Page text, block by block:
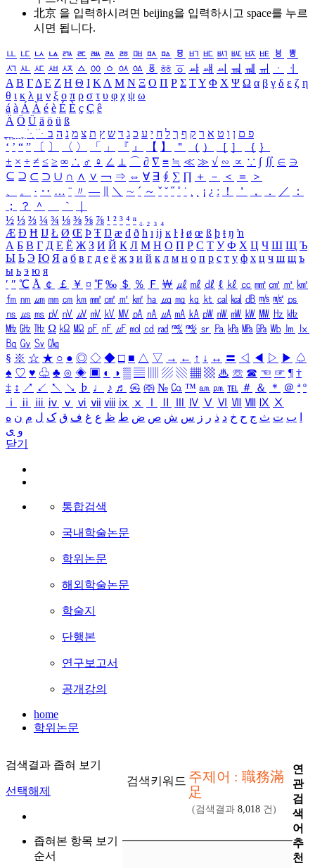
北京 을 입력하시려면 beijing을 입력하시고 space를 누르
시면 됩니다.
ㅥ ㅦ ㅧ ㅨ ㅩ ㅪ ㅫ ㅬ ㅭ ㅮ ㅯ ㅰ ㅱ ㅲ ㅳ ㅴ ㅵ ㅶ ㅷ ㅸ
ㅹ
ㅺ ㅻ ㅼ ㅽ ㅾ ㅿ ㆀ ㆁ ㆂ ㆃ ㆄ ㆅ ㆆ ㆇ ㆈ ㆉ ㆊ ㆋ ㆌ ㆍ
ㆎ
Α Β ΓΔ Ε Ζ Η Θ Ι ΚΛ Μ Ν Ξ Ο Π Ρ Σ ΤΥ Φ Χ Ψ Ω α β γ δ ε ζ η
θ ι κ λ μ ν ξ ο π ρ σ τ υ φ χ ψ ω
á à Á À é è É È ç Ç ê
Ä Ö Ü ä ö ü ß
ִֶֹ ֻּ ׁׂ פ ם ן ו ט א ר ק ף ך ל ח י ע כ ג ד ש ץ ת צ מ נ ה ב
‘ ’ “ ” 〔 〕 〈 〉 「 」 『 』 【 】 ＂ （ ） ［ ］ ｛ ｝
± × ÷ ≠ ≤ ≥ ∞ ∴ ♂ ♀ ∠ ⊥ ⌒ ∂ ∇ ≡ ≒ ≪ ≫ √ ∽ ∝ ∵ ∫ ∬ ∈ ∋
⊆ ⊇ ⊂ ⊃ ∪ ∩ ∧ ∨ ￢ ⇒ ⇔ ∀ ∃ ∮ ∑ ∏ ＋ － ＜ ＝
＞
、
。 · ‥ … ¨ 〃 ― ＼ ∼ ´ ～ ˇ ˘ ˝ ˚ ˙ ¸ ¡ ¿ ː ！ ＇ ， ． ／
：
；
？ ＾ ｀
½ ⅓ ⅔ ¼ ¾ ⅛ ⅜ ⅝ ⅞ ¹ ² ³ ⁴ ⁿ ₁ ₂ ₃ ₄
Æ Ð Ħ Ĳ Ł Ø Œ Þ Ŧ Ŋ æ đ ð ħ ı ĳ ĸ ŀ ł ø œ ß þ ŧ ŋ ŉ
А Б В Г Д Е Ё Ж З И Й К Л М Н О П Р С Т У Ф Х Ц Ч Ш Щ Ъ
Ы Ь Э Ю Я а б в г д е ё ж з и й к л м н о п р с т у ф х ц ч ш щ ъ
ы ь э ю я
′ ″ ℃ Å ￠ ￡ ￥ ¤ ℉ ‰ ＄ ％ Ｆ ￦ ㎕ ㎖ ㎗ ℓ ㎘ ㏄ ㎣ ㎤ ㎥ ㎦
㎙ ㎚ ㎛ ㎜ ㎝ ㎞ ㎟ ㎠ ㎡ ㎢ ㏊ ㎍ ㎎ ㎏ ㏏ ㎈ ㎉ ㏈ ㎧ ㎨ ㎰
㎱ ㎲ ㎳ ㎴ ㎵ ㎶ ㎷ ㎸ ㎹ ㎀ ㎁ ㎂ ㎃ ㎄ ㎺ ㎻ ㎽ ㎾ ㎿ ㎐ ㎑
㎒ ㎓ ㎔ Ω ㏀ ㏁ ㎊ ㎋ ㎌ ㏖ ㏅ ㎭ ㎮ ㎯ ㏛ ㎩ ㎪ ㎫ ㎬ ㏝ ㏐
㏓
㏃ ㏉ ㏜ ㏆
§ ※ ☆ ★ ○ ● ◎ ◇ ◆ □ ■ △ ▽ → ← ↑ ↓ ↔ 〓 ◁ ◀ ▷ ▶ ♤
♠ ♡ ♥ ♧ ♣ ⊙ ◈ ▣ ◐ ◑ ▒ ▤ ▨ ▧ ▦ ▩ ♨ ☏ ☎ ☜ ☞ ¶ †
‡ ↕ ↗ ↙ ↖ ↘ ♭ ♩ ♪ ♬ ㉿ ㈜ № ㏇ ™ ㏂ ㏘ ℡ ＃ ＆ ＊ ＠ ª º
ⅰ
ⅱ ⅲ ⅳ ⅴ ⅵ ⅶ ⅷ ⅸ ⅹ Ⅳ Ⅴ Ⅵ Ⅶ Ⅷ Ⅸ Ⅹ
ب ت ث ج ح خ د ذ ر ز س ش ص ض ط ظ ع غ ف ق ک ل م ن ه
و ی
닫기
통합검색
국내학술논문
학위논문
해외학술논문
학술지
단행본
연구보고서
공개강의
home
학위논문
검색결과 좁혀 보기
선택해제
좁혀본 항목 보기
순서
검색키워드 주제어 : 職務滿
足
(검색결과 8,018 건)
연
관
검
색
어
추
천